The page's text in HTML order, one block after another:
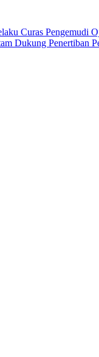
Curas Pengemudi
Dukung Penertiban